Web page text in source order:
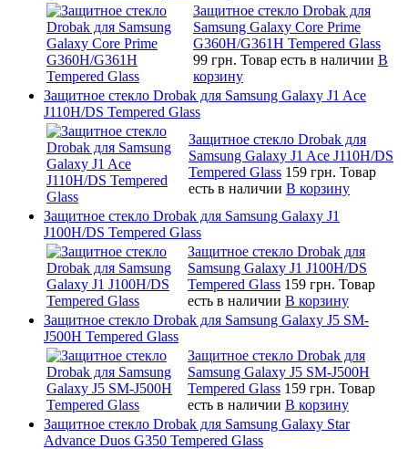
Защитное стекло Drobak для
Samsung Galaxy Core Prime
G360H/G361H Tempered Glass
99 грн. Товар есть в наличии В
корзину
Защитное стекло Drobak для Samsung Galaxy J1 Ace
J110H/DS Tempered Glass
Защитное стекло Drobak для
Samsung Galaxy J1 Ace J110H/DS
Tempered Glass 159 грн. Товар
есть в наличии В корзину
Защитное стекло Drobak для Samsung Galaxy J1
J100H/DS Tempered Glass
Защитное стекло Drobak для
Samsung Galaxy J1 J100H/DS
Tempered Glass 159 грн. Товар
есть в наличии В корзину
Защитное стекло Drobak для Samsung Galaxy J5 SM-
J500H Tempered Glass
Защитное стекло Drobak для
Samsung Galaxy J5 SM-J500H
Tempered Glass 159 грн. Товар
есть в наличии В корзину
Защитное стекло Drobak для Samsung Galaxy Star
Advance Duos G350 Tempered Glass